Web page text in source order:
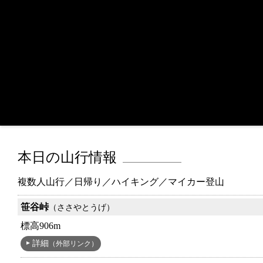
本日の山行情報
複数人山行／日帰り／ハイキング／マイカー登山
笹谷峠（ささやとうげ）
標高906m
詳細 （外部リンク）